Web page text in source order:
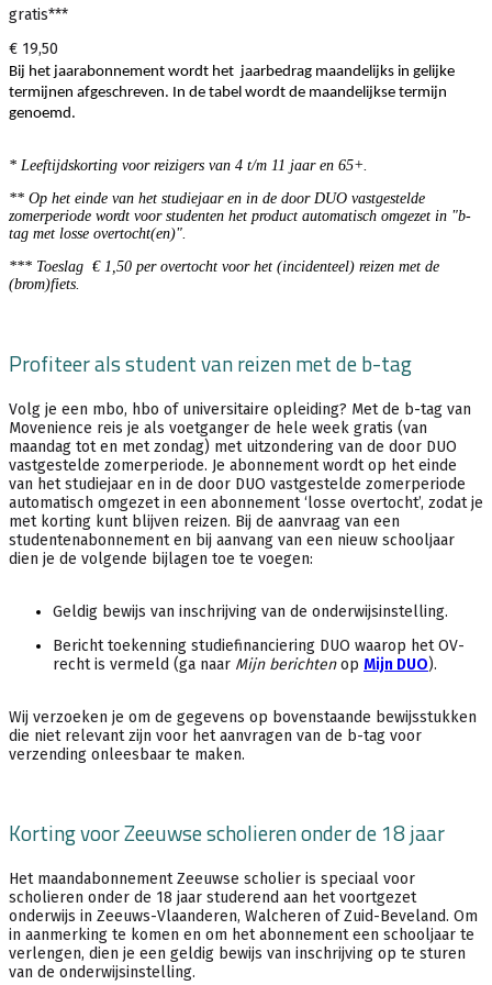
gratis***
€ 19,50
Bij het jaarabonnement wordt het jaarbedrag maandelijks in gelijke
termijnen afgeschreven. In de tabel wordt de maandelijkse termijn
genoemd.
* Leeftijdskorting voor reizigers van 4 t/m 11 jaar en 65+.
** Op het einde van het studiejaar en in de door DUO vastgestelde
zomerperiode wordt voor studenten het product automatisch omgezet in "b-
tag met losse overtocht(en)".
*** Toeslag € 1,50 per overtocht voor het (incidenteel) reizen met de
(brom)fiets.
Profiteer als student van reizen met de b-tag
Volg je een mbo, hbo of universitaire opleiding? Met de b-tag van
Movenience reis je als voetganger de hele week gratis (van
maandag tot en met zondag) met uitzondering van de door DUO
vastgestelde zomerperiode. Je abonnement wordt op het einde
van het studiejaar en in de door DUO vastgestelde zomerperiode
automatisch omgezet in een abonnement ‘losse overtocht’, zodat je
met korting kunt blijven reizen. Bij de aanvraag van een
studentenabonnement en bij aanvang van een nieuw schooljaar
dien je de volgende bijlagen toe te voegen:
Geldig bewijs van inschrijving van de onderwijsinstelling.
Bericht toekenning studiefinanciering DUO waarop het OV-
recht is vermeld (ga naar Mijn berichtenop Mijn DUO).
Wij verzoeken je om de gegevens op bovenstaande bewijsstukken
die niet relevant zijn voor het aanvragen van de b-tag voor
verzending onleesbaar te maken.
Korting voor Zeeuwse scholieren onder de 18 jaar
Het maandabonnement Zeeuwse scholier is speciaal voor
scholieren onder de 18 jaar studerend aan het voortgezet
onderwijs in Zeeuws-Vlaanderen, Walcheren of Zuid-Beveland. Om
in aanmerking te komen en om het abonnement een schooljaar te
verlengen, dien je een geldig bewijs van inschrijving op te sturen
van de onderwijsinstelling.